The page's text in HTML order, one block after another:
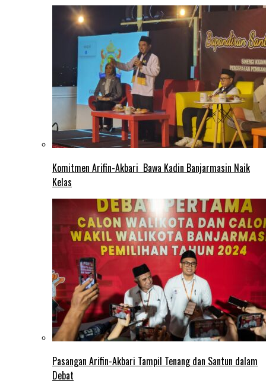
Komitmen Arifin-Akbari Bawa Kadin Banjarmasin Naik
Kelas
Pasangan Arifin-Akbari Tampil Tenang dan Santun dalam
Debat